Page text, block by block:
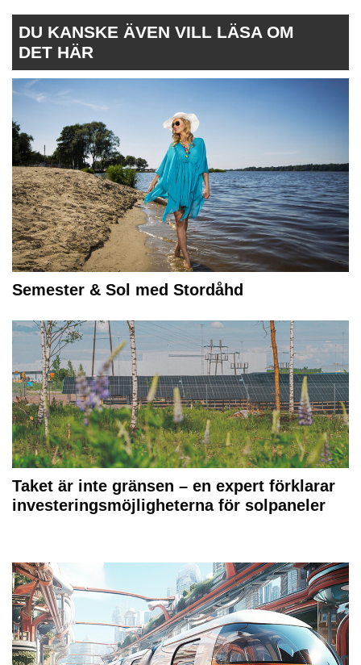
DU KANSKE ÄVEN VILL LÄSA OM
DET HÄR
Semester & Sol med Stordåhd
Taket är inte gränsen – en expert förklarar
investeringsmöjligheterna för solpaneler